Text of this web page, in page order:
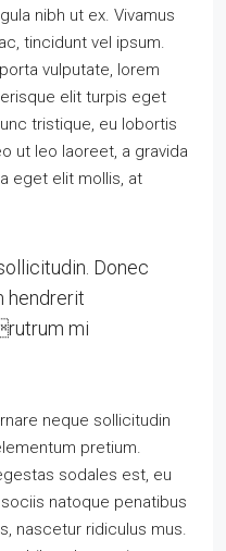
nibh ut ex. Vivamus
tincidunt vel ipsum.
vulputate, lorem
elit turpis eget
tristique, eu lobortis
ut leo laoreet, a gravida
eget elit mollis, at
Donec
hendrerit
mi
neque sollicitudin
pretium.
sodales est, eu
natoque penatibus
nascetur ridiculus mus.